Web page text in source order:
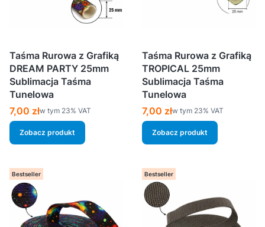
Taśma Rurowa z Grafiką
DREAM PARTY 25mm
Sublimacja Taśma
Tunelowa
Cena brutto
7,00 złw tym %s VAT
w tym 23% VAT
Zobacz produkt
Taśma Rurowa z Grafiką
TROPICAL 25mm
Sublimacja Taśma
Tunelowa
Cena brutto
7,00 złw tym %s VAT
w tym 23% VAT
Zobacz produkt
Bestseller Bestseller